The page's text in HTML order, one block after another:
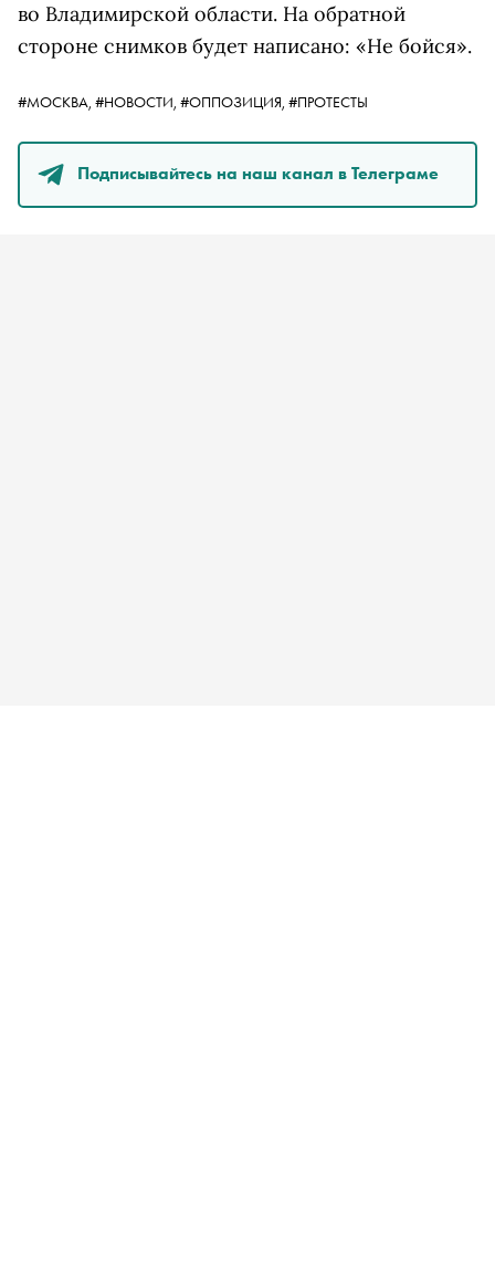
во Владимирской области. На обратной
стороне снимков будет написано: «Не бойся».
#МОСКВА, #НОВОСТИ, #ОППОЗИЦИЯ, #ПРОТЕСТЫ
Подписывайтесь на наш канал в Телеграме